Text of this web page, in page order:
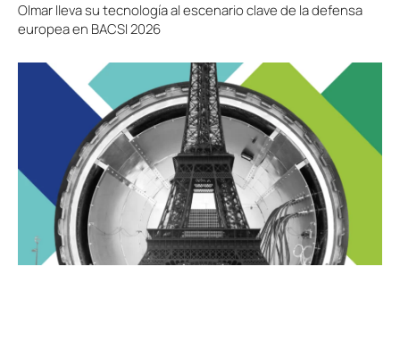
Olmar lleva su tecnología al escenario clave de la defensa
europea en BACSI 2026